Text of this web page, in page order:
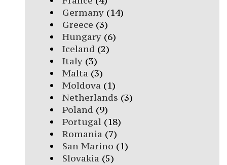
Germany(14)
Greece (3)
Hungary(6)
Iceland (2)
Italy(3)
Malta (3)
Moldova (1)
Netherlands (3)
Poland (9)
Portugal(18)
Romania (7)
San Marino (1)
Slovakia (5)